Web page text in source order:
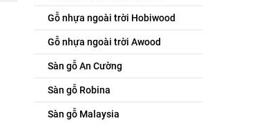
Gỗ nhựa ngoài trời Hobiwood
Gỗ nhựa ngoài trời Awood
Sàn gỗ An Cường
Sàn gỗ Robina
Sàn gỗ Malaysia